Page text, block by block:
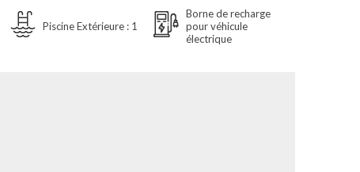
Piscine Extérieure : 1
Borne de recharge
pour véhicule
électrique